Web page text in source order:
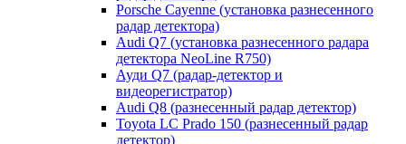
Porsche Cayenne (установка разнесенного
радар детектора)
Audi Q7 (установка разнесенного радара
детектора NeoLine R750)
Ауди Q7 (радар-детектор и
видеорегистратор)
Audi Q8 (разнесенный радар детектор)
Toyota LC Prado 150 (разнесенный радар
детектор)